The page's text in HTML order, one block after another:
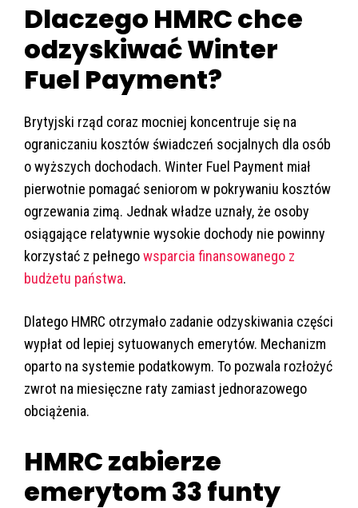
Dlaczego HMRC chce
odzyskiwać Winter
Fuel Payment?
Brytyjski rząd coraz mocniej koncentruje się na
ograniczaniu kosztów świadczeń socjalnych dla osób
o wyższych dochodach. Winter Fuel Payment miał
pierwotnie pomagać seniorom w pokrywaniu kosztów
ogrzewania zimą. Jednak władze uznały, że osoby
osiągające relatywnie wysokie dochody nie powinny
korzystać z pełnegowsparcia finansowanego z
budżetu państwa.
Dlatego HMRC otrzymało zadanie odzyskiwania części
wypłat od lepiej sytuowanych emerytów. Mechanizm
oparto na systemie podatkowym. To pozwala rozłożyć
zwrot na miesięczne raty zamiast jednorazowego
obciążenia.
HMRC zabierze
emerytom 33 funty